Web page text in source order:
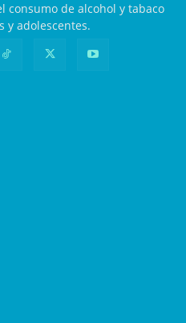
consumo de alcohol y tabaco
y adolescentes.